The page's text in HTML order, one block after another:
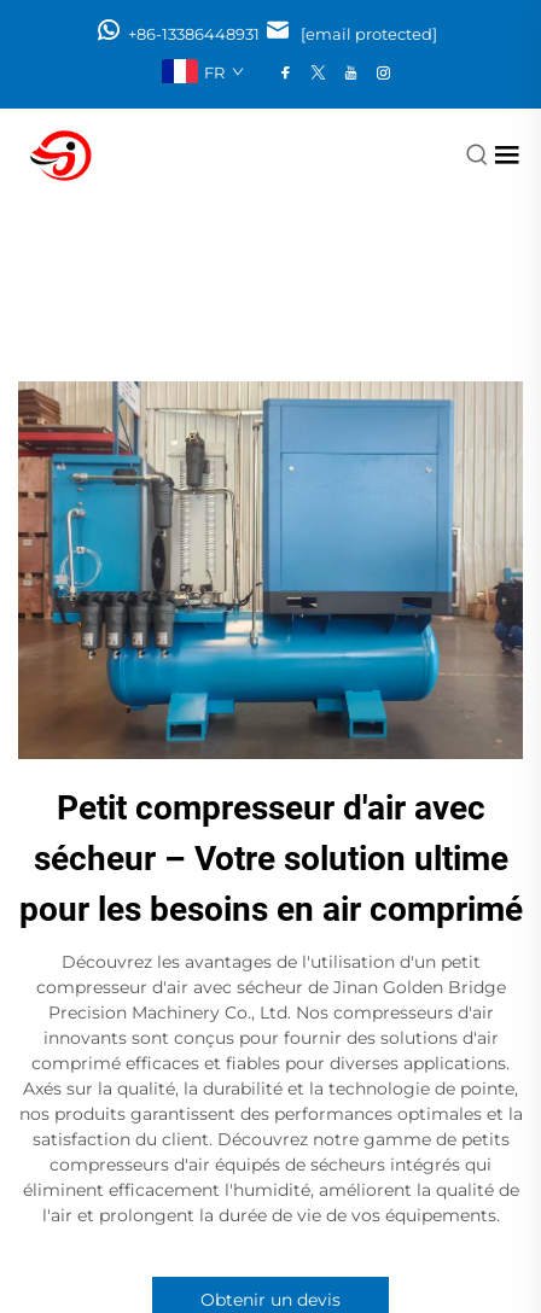
+86-13386448931
[email protected]
FR
Petit compresseur d'air avec
sécheur – Votre solution ultime
pour les besoins en air comprimé
Découvrez les avantages de l'utilisation d'un petit
compresseur d'air avec sécheur de Jinan Golden Bridge
Precision Machinery Co., Ltd. Nos compresseurs d'air
innovants sont conçus pour fournir des solutions d'air
comprimé efficaces et fiables pour diverses applications.
Axés sur la qualité, la durabilité et la technologie de pointe,
nos produits garantissent des performances optimales et la
satisfaction du client. Découvrez notre gamme de petits
compresseurs d'air équipés de sécheurs intégrés qui
éliminent efficacement l'humidité, améliorent la qualité de
l'air et prolongent la durée de vie de vos équipements.
Obtenir un devis